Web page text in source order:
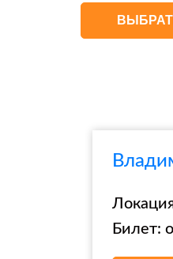
Билет: